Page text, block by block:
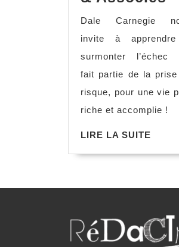
Dale Carnegie
invite à
surmonter l’échec
fait partie de la prise
risque, pour une vie
riche et accomplie !
LIRE LA SUITE